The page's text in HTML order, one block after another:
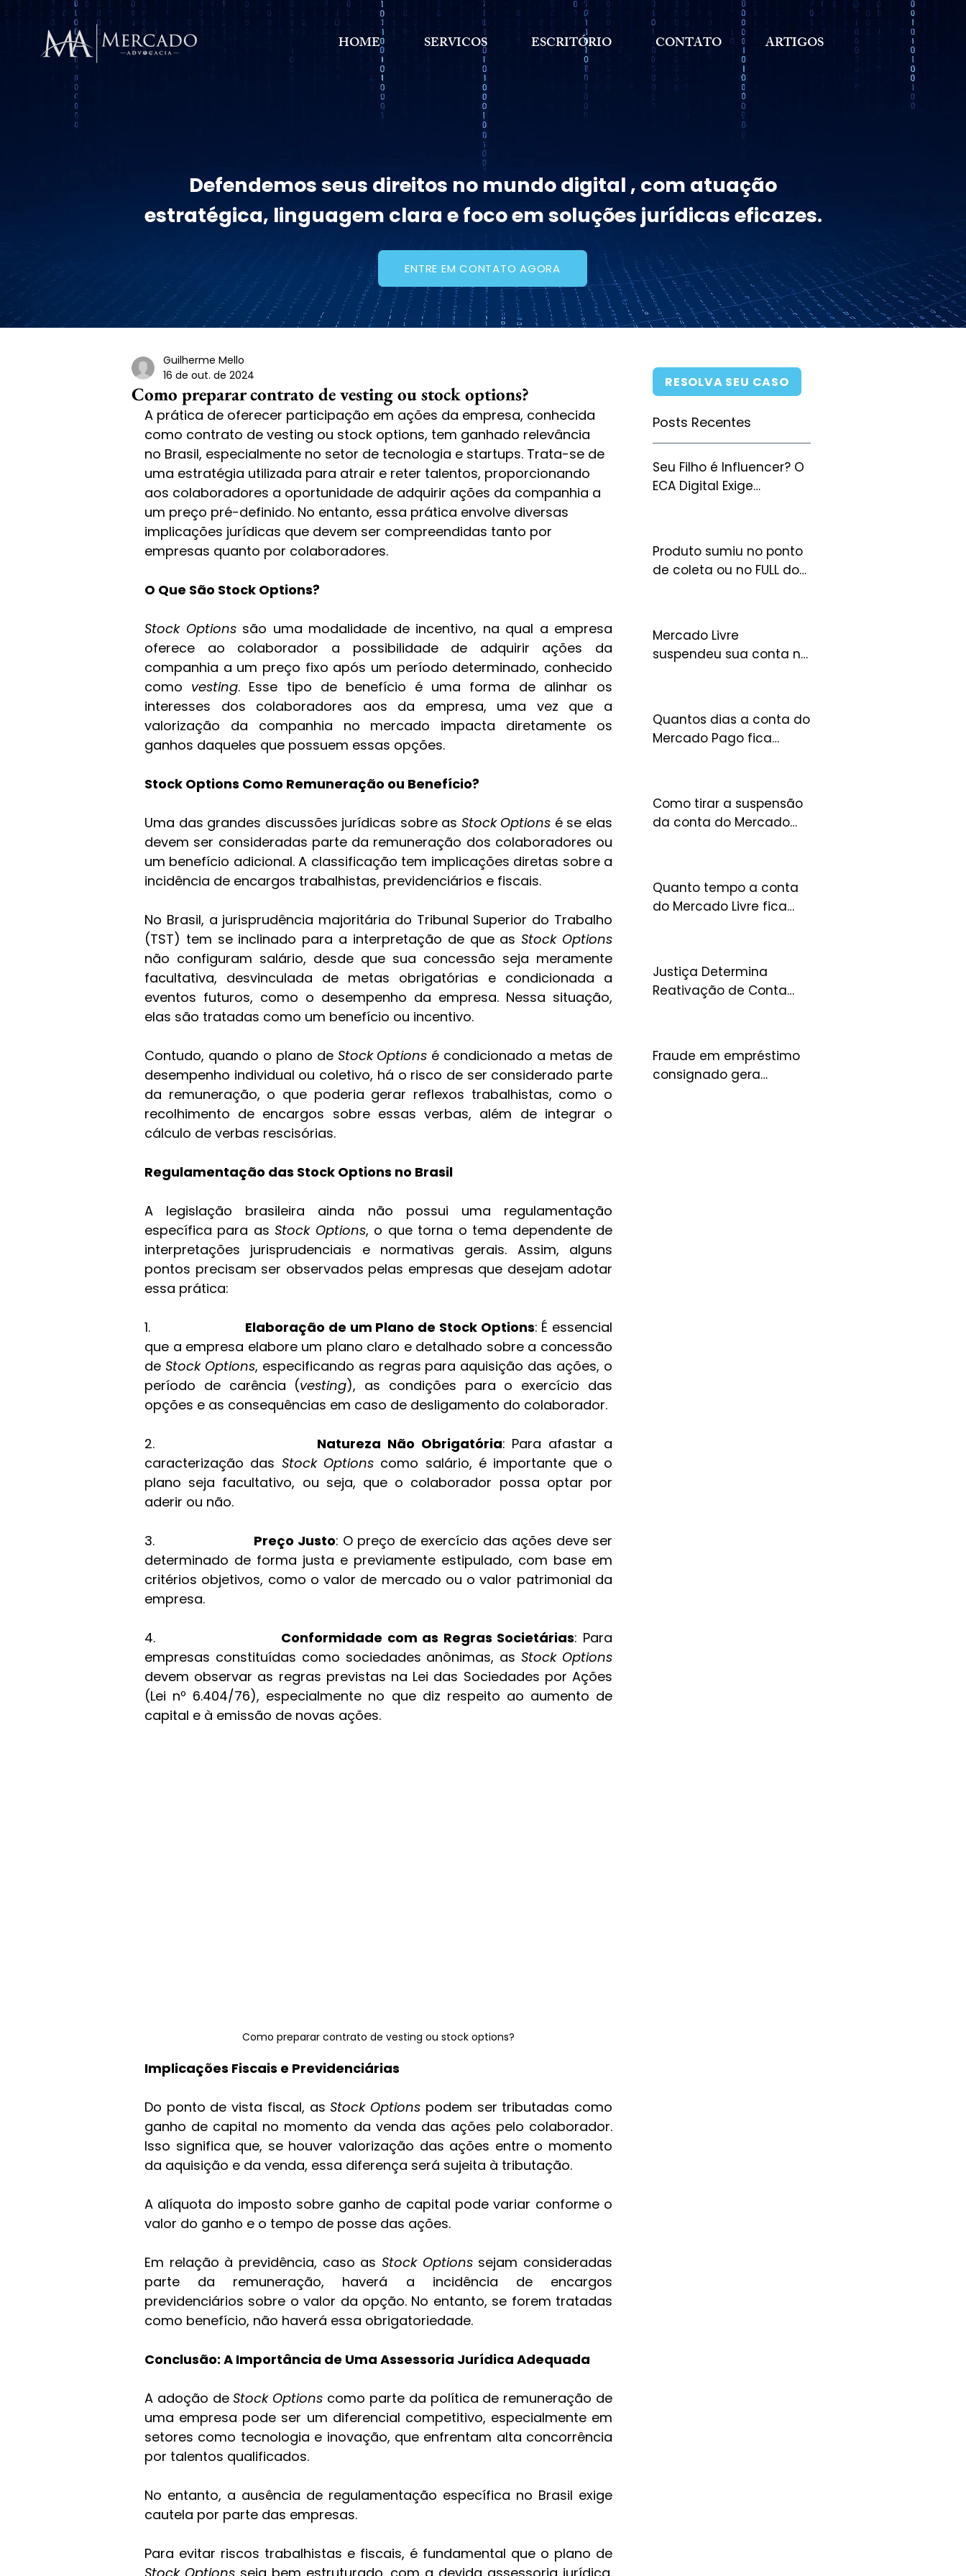
HOME SERVICOS ESCRITÓRIO CONTATO ARTIGOS
Defendemos seus direitos no mundo digital , com atuação
estratégica, linguagem clara e foco em soluções jurídicas eficazes.
ENTRE EM CONTATO AGORA
Como preparar contrato de vesting ou stock options?
Guilherme Mello
16 de out. de 2024
A prática de oferecer participação em ações da empresa, conhecida
como contrato de vesting ou stock options, tem ganhado relevância
no Brasil, especialmente no setor de tecnologia e startups. Trata-se de
uma estratégia utilizada para atrair e reter talentos, proporcionando
aos colaboradores a oportunidade de adquirir ações da companhia a
um preço pré-definido. No entanto, essa prática envolve diversas
implicações jurídicas que devem ser compreendidas tanto por
empresas quanto por colaboradores.
O Que São Stock Options?
Stock Options são uma modalidade de incentivo, na qual a empresa
oferece ao colaborador a possibilidade de adquirir ações da
companhia a um preço fixo após um período determinado, conhecido
como vesting. Esse tipo de benefício é uma forma de alinhar os
interesses dos colaboradores aos da empresa, uma vez que a
valorização da companhia no mercado impacta diretamente os
ganhos daqueles que possuem essas opções.
Stock Options Como Remuneração ou Benefício?
Uma das grandes discussões jurídicas sobre as Stock Options é se elas
devem ser consideradas parte da remuneração dos colaboradores ou
um benefício adicional. A classificação tem implicações diretas sobre a
incidência de encargos trabalhistas, previdenciários e fiscais.
No Brasil, a jurisprudência majoritária do Tribunal Superior do Trabalho
(TST) tem se inclinado para a interpretação de que as Stock Options
não configuram salário, desde que sua concessão seja meramente
facultativa, desvinculada de metas obrigatórias e condicionada a
eventos futuros, como o desempenho da empresa. Nessa situação,
elas são tratadas como um benefício ou incentivo.
Contudo, quando o plano de Stock Options é condicionado a metas de
desempenho individual ou coletivo, há o risco de ser considerado parte
da remuneração, o que poderia gerar reflexos trabalhistas, como o
recolhimento de encargos sobre essas verbas, além de integrar o
cálculo de verbas rescisórias.
Regulamentação das Stock Options no Brasil
A legislação brasileira ainda não possui uma regulamentação
específica para as Stock Options, o que torna o tema dependente de
interpretações jurisprudenciais e normativas gerais. Assim, alguns
pontos precisam ser observados pelas empresas que desejam adotar
essa prática:
1. Elaboração de um Plano de Stock Options: É essencial
que a empresa elabore um plano claro e detalhado sobre a concessão
de Stock Options, especificando as regras para aquisição das ações, o
período de carência (vesting), as condições para o exercício das
opções e as consequências em caso de desligamento do colaborador.
2. Natureza Não Obrigatória: Para afastar a
caracterização das Stock Options como salário, é importante que o
plano seja facultativo, ou seja, que o colaborador possa optar por
aderir ou não.
3. Preço Justo: O preço de exercício das ações deve ser
determinado de forma justa e previamente estipulado, com base em
critérios objetivos, como o valor de mercado ou o valor patrimonial da
empresa.
4. Conformidade com as Regras Societárias: Para
empresas constituídas como sociedades anônimas, as Stock Options
devem observar as regras previstas na Lei das Sociedades por Ações
(Lei nº 6.404/76), especialmente no que diz respeito ao aumento de
capital e à emissão de novas ações.
Como preparar contrato de vesting ou stock options?
Implicações Fiscais e Previdenciárias
Do ponto de vista fiscal, as Stock Options podem ser tributadas como
ganho de capital no momento da venda das ações pelo colaborador.
Isso significa que, se houver valorização das ações entre o momento
da aquisição e da venda, essa diferença será sujeita à tributação.
A alíquota do imposto sobre ganho de capital pode variar conforme o
valor do ganho e o tempo de posse das ações.
Em relação à previdência, caso as Stock Options sejam consideradas
parte da remuneração, haverá a incidência de encargos
previdenciários sobre o valor da opção. No entanto, se forem tratadas
como benefício, não haverá essa obrigatoriedade.
Conclusão: A Importância de Uma Assessoria Jurídica Adequada
A adoção de Stock Options como parte da política de remuneração de
uma empresa pode ser um diferencial competitivo, especialmente em
setores como tecnologia e inovação, que enfrentam alta concorrência
por talentos qualificados.
No entanto, a ausência de regulamentação específica no Brasil exige
cautela por parte das empresas.
RESOLVA SEU CASO
Posts Recentes
Seu Filho é Influencer? O
ECA Digital Exige
Pode Perder Tudo Sem
Ela
Produto sumiu no ponto
de coleta ou no FULL do
Mercado Livre
suspendeu sua conta no
estoque
Quantos dias a conta do
Mercado Pago fica
Como tirar a suspensão
da conta do Mercado
Quanto tempo a conta
do Mercado Livre fica
Justiça Determina
Reativação de Conta
Plataforma por Danos
Fraude em empréstimo
consignado gera